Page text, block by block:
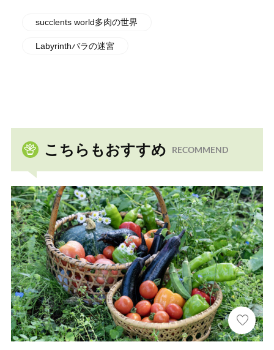
succlents world多肉の世界
Labyrinthバラの迷宮
こちらもおすすめ RECOMMEND